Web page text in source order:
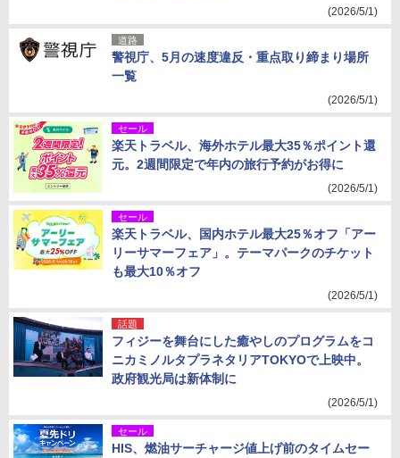
(2026/5/1)
道路
警視庁、5月の速度違反・重点取り締まり場所
一覧
(2026/5/1)
セール
楽天トラベル、海外ホテル最大35％ポイント還
元。2週間限定で年内の旅行予約がお得に
(2026/5/1)
セール
楽天トラベル、国内ホテル最大25％オフ「アー
リーサマーフェア」。テーマパークのチケット
も最大10％オフ
(2026/5/1)
話題
フィジーを舞台にした癒やしのプログラムをコ
ニカミノルタプラネタリアTOKYOで上映中。
政府観光局は新体制に
(2026/5/1)
セール
HIS、燃油サーチャージ値上げ前のタイムセー